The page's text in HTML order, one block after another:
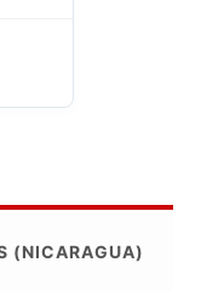
(NICARAGUA)